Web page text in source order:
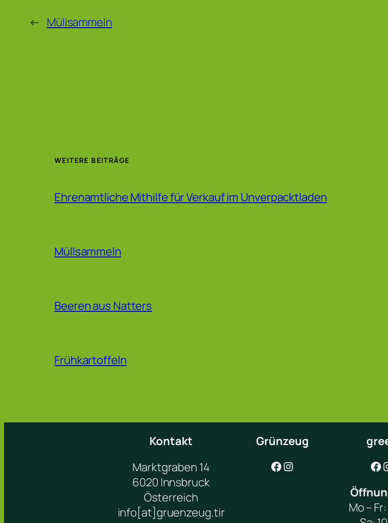
← Müllsammeln
WEITERE BEITRÄGE
Ehrenamtliche Mithilfe für Verkauf im Unverpacktladen
Müllsammeln
Beeren aus Natters
Frühkartoffeln
Kontakt
Marktgraben 14
6020 Innsbruck
Österreich
info[at]gruenzeug.tir
Grünzeug
Facebook Instagram Facebook
Mo –